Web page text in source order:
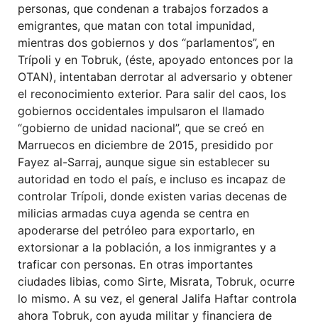
personas, que condenan a trabajos forzados a
emigrantes, que matan con total impunidad,
mientras dos gobiernos y dos “parlamentos”, en
Trípoli y en Tobruk, (éste, apoyado entonces por la
OTAN), intentaban derrotar al adversario y obtener
el reconocimiento exterior. Para salir del caos, los
gobiernos occidentales impulsaron el llamado
“gobierno de unidad nacional”, que se creó en
Marruecos en diciembre de 2015, presidido por
Fayez al-Sarraj, aunque sigue sin establecer su
autoridad en todo el país, e incluso es incapaz de
controlar Trípoli, donde existen varias decenas de
milicias armadas cuya agenda se centra en
apoderarse del petróleo para exportarlo, en
extorsionar a la población, a los inmigrantes y a
traficar con personas. En otras importantes
ciudades libias, como Sirte, Misrata, Tobruk, ocurre
lo mismo. A su vez, el general Jalifa Haftar controla
ahora Tobruk, con ayuda militar y financiera de